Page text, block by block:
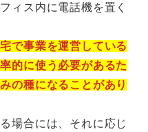
ィス内に電話機を置く
で事業を運営している
的に使う必要があるた
の種になることがあり
場合には、それに応じ